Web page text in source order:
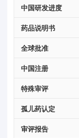
中国研发进度
药品说明书
全球批准
中国注册
特殊审评
孤儿药认定
审评报告